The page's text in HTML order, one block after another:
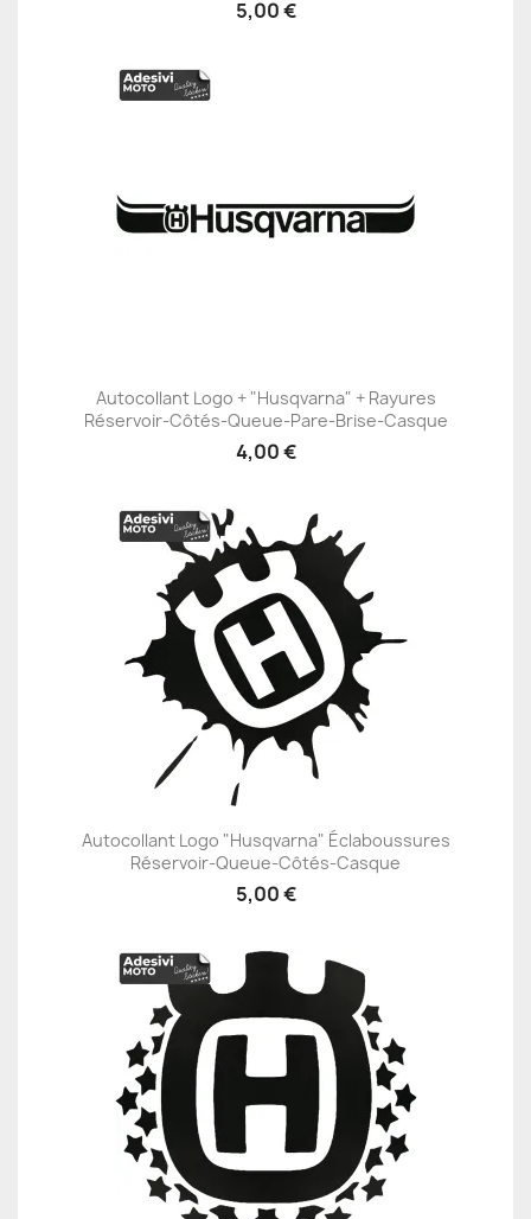
5,00 €
Autocollant Logo + "Husqvarna" + Rayures
Réservoir-Côtés-Queue-Pare-Brise-Casque
4,00 €
Autocollant Logo "Husqvarna" Éclaboussures
Réservoir-Queue-Côtés-Casque
5,00 €